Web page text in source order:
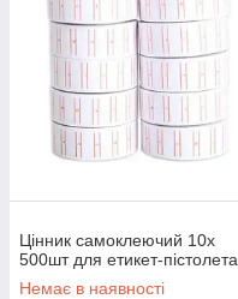
Цінник самоклеючий 10x
500шт для етикет-пістолета
Немає в наявності